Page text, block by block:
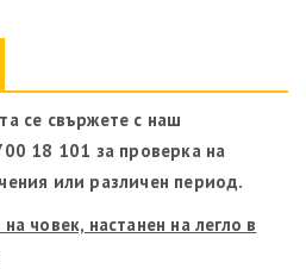
се свържете с наш
18 101 за проверка на
или различен период.
на човек, настанен на легло в